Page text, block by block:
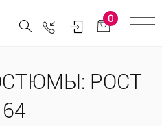
0
РОСТ